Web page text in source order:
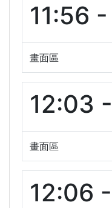
11:56
畫面區
12:03
畫面區
12:06